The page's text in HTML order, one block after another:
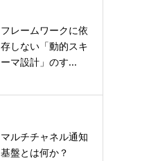
フレームワークに依
存しない「動的スキ
ーマ設計」のす...
マルチチャネル通知
基盤とは何か？